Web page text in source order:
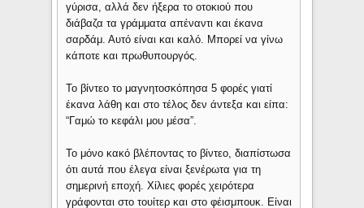
γύρισα, αλλά δεν ήξερα το οτοκιού που
διάβαζα τα γράμματα απέναντι και έκανα
σαρδάμ. Αυτό είναι και καλό. Μπορεί να γίνω
κάποτε και πρωθυπουργός.
Το βίντεο το μαγνητοσκόπησα 5 φορές γιατί
έκανα λάθη και στο τέλος δεν άντεξα και είπα:
“Γαμώ το κεφάλι μου μέσα”.
Το μόνο κακό βλέποντας το βίντεο, διαπίστωσα
ότι αυτά που έλεγα είναι ξενέρωτα για τη
σημερινή εποχή. Χίλιες φορές χειρότερα
γράφονται στο τουίτερ και στο φέισμπουκ. Είναι